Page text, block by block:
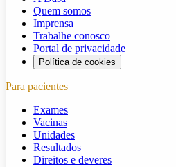
Quem somos
Imprensa
Trabalhe conosco
Portal de privacidade
Política de cookies
Para pacientes
Exames
Vacinas
Unidades
Resultados
Direitos e deveres